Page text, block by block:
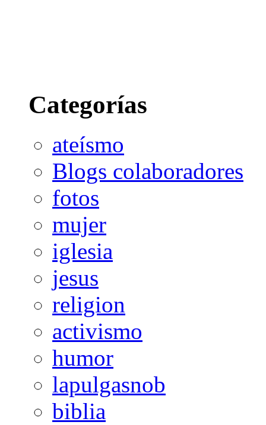
Categorías
ateísmo
Blogs colaboradores
fotos
mujer
iglesia
jesus
religion
activismo
humor
lapulgasnob
biblia